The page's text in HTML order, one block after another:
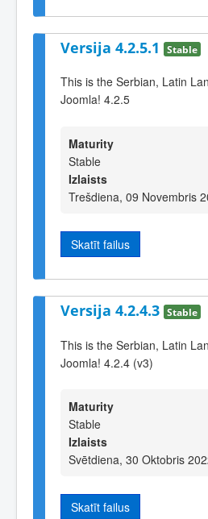
Versija 4.2.5.1 Stable
This is the Serbian, Latin
Joomla! 4.2.5
Maturity
Stable
Izlaists
Trešdiena, 09 Novembris
Skatīt failus
Versija 4.2.4.3 Stable
This is the Serbian, Latin
Joomla! 4.2.4 (v3)
Maturity
Stable
Izlaists
Svētdiena, 30 Oktobris
Skatīt failus